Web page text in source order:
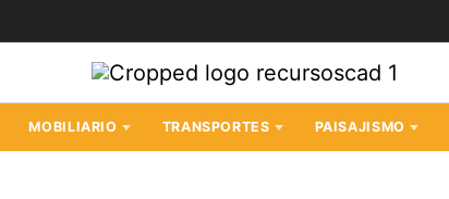
MOBILIARIO TRANSPORTES PAISAJISMO